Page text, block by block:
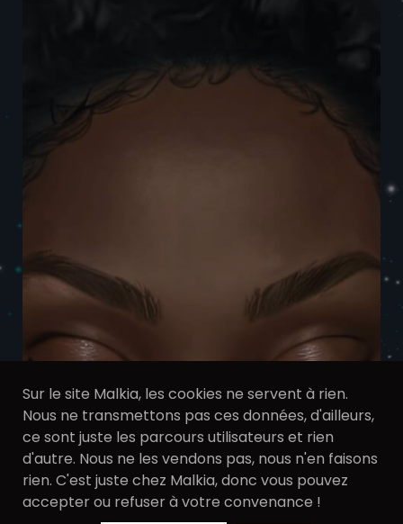
Sur le site Malkia, les cookies ne servent à rien.
Nous ne transmettons pas ces données, d'ailleurs,
ce sont juste les parcours utilisateurs et rien
d'autre. Nous ne les vendons pas, nous n'en faisons
rien. C'est juste chez Malkia, donc vous pouvez
accepter ou refuser à votre convenance !